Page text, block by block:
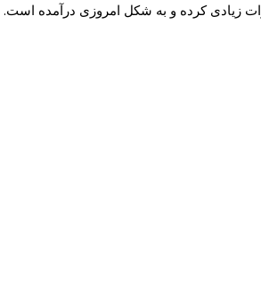
زیادی کرده و به شکل امروزی درآمده است.